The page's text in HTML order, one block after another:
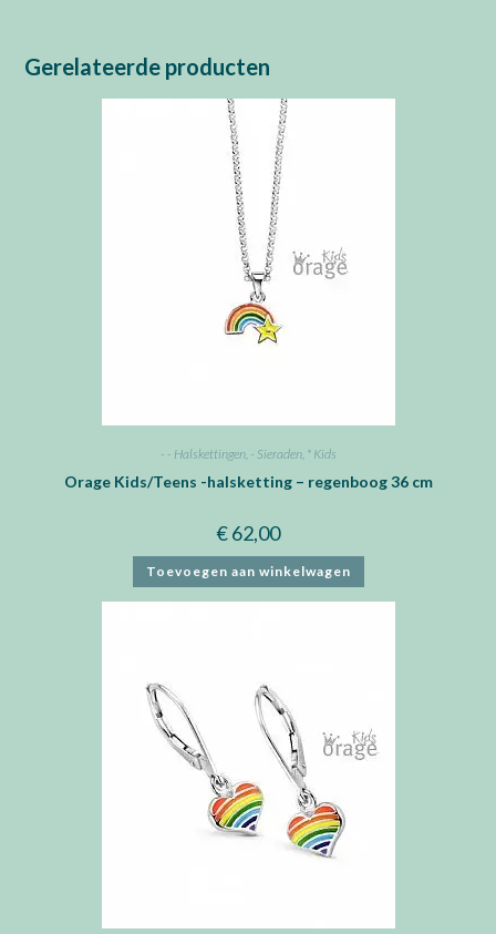
Gerelateerde producten
- - Halskettingen, - Sieraden, * Kids
Orage Kids/Teens -halsketting – regenboog 36 cm
€62,00
Toevoegen aan winkelwagen